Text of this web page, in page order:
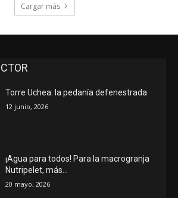
Cargar más
Torre Uchea: la pedanía defenestrada
12 junio, 2026
¡Agua para todos! Para la macrogranja
Nutripelet, más…
20 mayo, 2026